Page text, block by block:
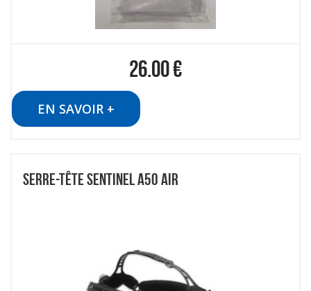
26.00€
EN SAVOIR +
SERRE-TÊTE SENTINEL A50 AIR